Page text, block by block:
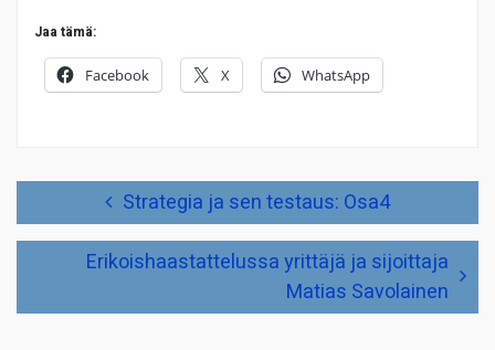
Jaa tämä:
Facebook X WhatsApp
Strategia ja sen testaus: Osa4
Erikoishaastattelussa yrittäjä ja sijoittaja
Matias Savolainen